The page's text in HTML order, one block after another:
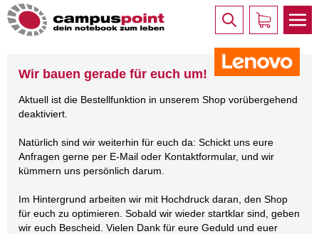
Wir bauen gerade für euch um!
Aktuell ist die Bestellfunktion in unserem Shop vorübergehend
deaktiviert.
Natürlich sind wir weiterhin für euch da: Schickt uns eure
Anfragen gerne per E-Mail oder Kontaktformular, und wir
kümmern uns persönlich darum.
Im Hintergrund arbeiten wir mit Hochdruck daran, den Shop
für euch zu optimieren. Sobald wir wieder startklar sind, geben
wir euch Bescheid. Vielen Dank für eure Geduld und euer